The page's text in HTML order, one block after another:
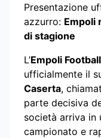
Presentazione
azzurro: Empoli
di stagione
L’Empoli
ufficialmente il
Caserta,
parte decisiva
società arriva in
campionato e